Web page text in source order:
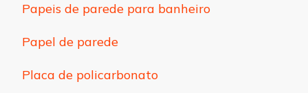
Papeis de parede para banheiro
Papel de parede
Placa de policarbonato